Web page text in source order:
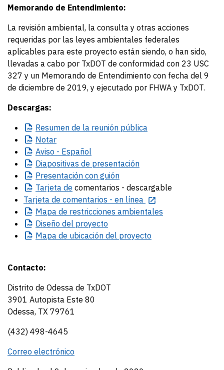
Memorando de Entendimiento:
La revisión ambiental, la consulta y otras acciones
requeridas por las leyes ambientales federales
aplicables para este proyecto están siendo, o han sido,
llevadas a cabo por TxDOT de conformidad con 23 USC
327 y un Memorando de Entendimiento con fecha del 9
de diciembre de 2019, y ejecutado por FHWA y TxDOT.
Descargas:
Resumen de la reunión pública
Notar
Aviso - Español
Diapositivas de presentación
Presentación con guión
Tarjeta de comentarios - descargable
Tarjeta de comentarios - en línea
Mapa de restricciones ambientales
Diseño del proyecto
Mapa de ubicación del proyecto
Contacto:
Distrito de Odessa de TxDOT
3901 Autopista Este 80
Odessa, TX 79761
(432) 498-4645
Correo electrónico